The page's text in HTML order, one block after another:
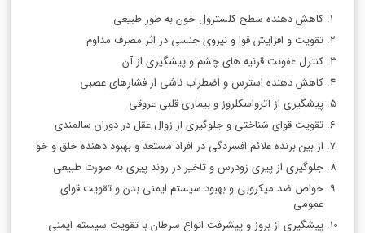
کاهش دهنده سطح کلسترول خون به طور طبیعی
تقویت و افزایش قوا و نیروی جنسی در اثر مصرف مداوم
کنترل عفونت قرنیه های چشم و پیشگیری از آن
کاهش دهنده استرس و اضطراب ناشی از فشارهای عصبی
پیشگیری از آترواسکلروز و بیماری قلبی عروقی
تقویت قوای شناختی و جلوگیری از زوال عقل در دوران سالمندی
از بین برنده علائم افسردگی در افراد مستعد و بهبود دهنده خلق و خو
جلوگیری از پیری زودرس و تاخیر در روند پیری به صورت طبیعی
خواص ضد میکروبی و بهبود سیستم ایمنی بدن و تقویت قوای
عمومی
پیشگیری از بروز و پیشرفت انواع سرطان با تقویت سیستم ایمنی